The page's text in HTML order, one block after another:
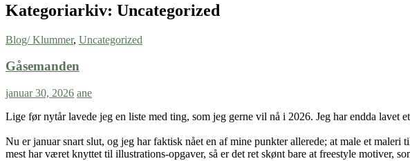
Kategoriarkiv: Uncategorized
Blog/ Klummer, Uncategorized
Gåsemanden
januar 30, 2026 ane
Lige før nytår lavede jeg en liste med ting, som jeg gerne vil nå i 2026. Jeg har endda lavet
Nu er januar snart slut, og jeg har faktisk nået en af mine punkter allerede; at male et
mest har været knyttet til illustrations-opgaver, så er det ret skønt bare at freestyle motiver,